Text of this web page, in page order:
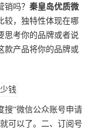
吗？ 秦皇岛优质微
较，独特性体现在哪
思考你的品牌或者说
款产品将你的品牌或
搜“微信公众账号申请
可以了。二、订阅号